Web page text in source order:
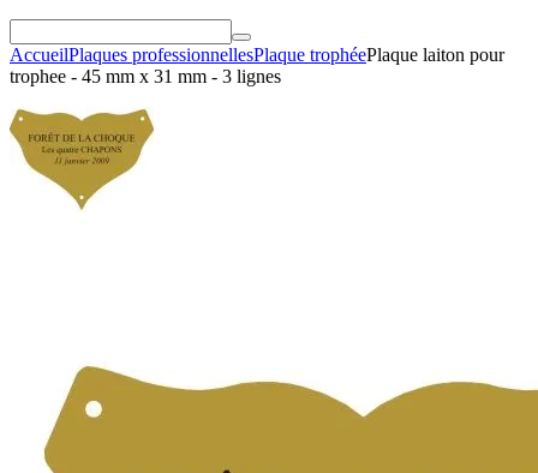
AccueilPlaques professionnellesPlaque trophéePlaque laiton pour
trophee - 45 mm x 31 mm - 3 lignes